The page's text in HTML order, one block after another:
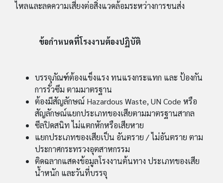
ไหลและลดความเสี่ยงต่อสิ่งแวดล้อมระหว่างการขนส่ง
ข้อกำหนดที่โรงงานต้องปฏิบัติ
บรรจุภัณฑ์ต้องแข็งแรง ทนแรงกระแทก และ ป้องกัน
การรั่วซึม ตามมาตรฐาน
ต้องมีสัญลักษณ์ Hazardous Waste, UN Code หรือ
สัญลักษณ์แยกประเภทของเสียตามมาตรฐานสากล
ซีลปิดสนิท ไม่แตกหักหรือเสียหาย
แยกประเภทของเสียเป็น อันตราย / ไม่อันตราย ตาม
ประกาศกระทรวงอุตสาหกรรม
ติดฉลากแสดงข้อมูลโรงงานต้นทาง ประเภทของเสีย
น้ำหนัก และวันที่บรรจุ